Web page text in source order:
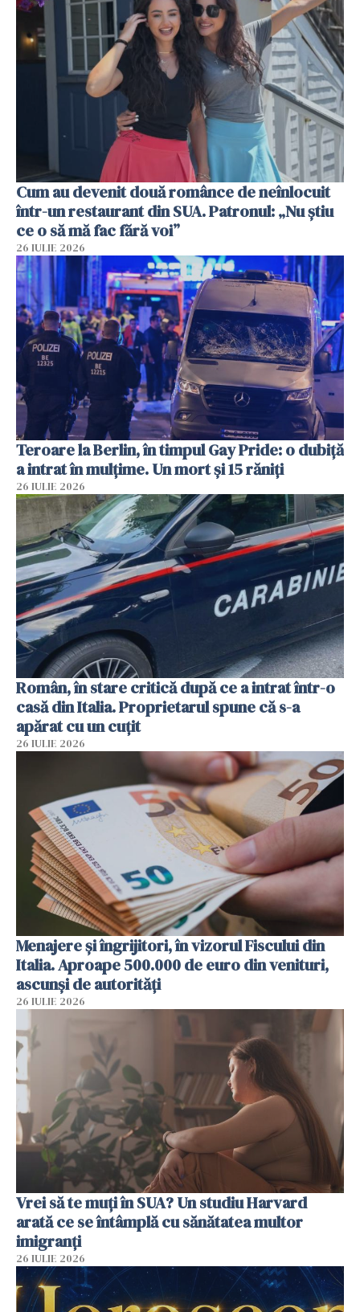
Cum au devenit două românce de neînlocuit
într-un restaurant din SUA. Patronul: „Nu știu
ce o să mă fac fără voi”
26 IULIE 2026
Teroare la Berlin, în timpul Gay Pride: o dubiță
a intrat în mulțime. Un mort și 15 răniți
26 IULIE 2026
Român, în stare critică după ce a intrat într-o
casă din Italia. Proprietarul spune că s-a
apărat cu un cuțit
26 IULIE 2026
Menajere și îngrijitori, în vizorul Fiscului din
Italia. Aproape 500.000 de euro din venituri,
ascunși de autorități
26 IULIE 2026
Vrei să te muți în SUA? Un studiu Harvard
arată ce se întâmplă cu sănătatea multor
imigranți
26 IULIE 2026